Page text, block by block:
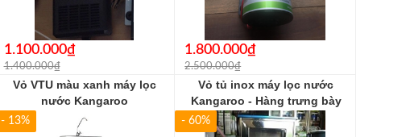
1.100.000₫
1.400.000₫
1.800.000₫
2.500.000₫
Vỏ VTU màu xanh máy lọc
nước Kangaroo
- 13%
Vỏ tủ inox máy lọc nước
Kangaroo - Hàng trưng bày
thanh lý
- 60%